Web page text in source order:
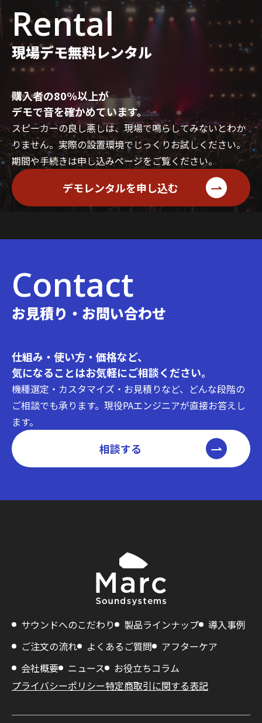
Rental
現場デモ無料レンタル
購入者の80%以上が
デモで音を確かめています。
スピーカーの良し悪しは、現場で鳴らしてみないとわか
りません。実際の設置環境でじっくりお試しください。
期間や手続きは申し込みページをご覧ください。
デモレンタルを申し込む
Contact
お見積り・お問い合わせ
仕組み・使い方・価格など、
気になることはお気軽にご相談ください。
機種選定・カスタマイズ・お見積りなど、どんな段階の
ご相談でも承ります。現役PAエンジニアが直接お答えし
ます。
相談する
サウンドへのこだわり 製品ラインナップ
導入事例
ご注文の流れ
よくあるご質問
アフターケア
会社概要
ニュース
お役立ちコラム
プライバシーポリシー特定商取引に関する表記